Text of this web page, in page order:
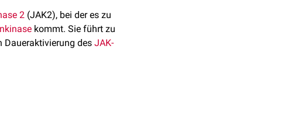
2 (JAK2), bei der es zu
kommt. Sie führt zu
Daueraktivierung des JAK-